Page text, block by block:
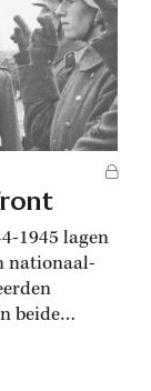
1945 lagen
nationaal-
beide
effect